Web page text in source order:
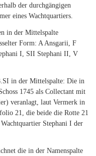
der durchgängigen
eines Wachtquartiers.
in der Mittelspalte
Form: A Ansgarii, F
I, SII Stephani II, V
in der Mittelspalte: Die in
1745 als Collectant mit
veranlagt, laut Vermerk in
21, die beide die Rotte 21
Stephani I der
die in der Namenspalte